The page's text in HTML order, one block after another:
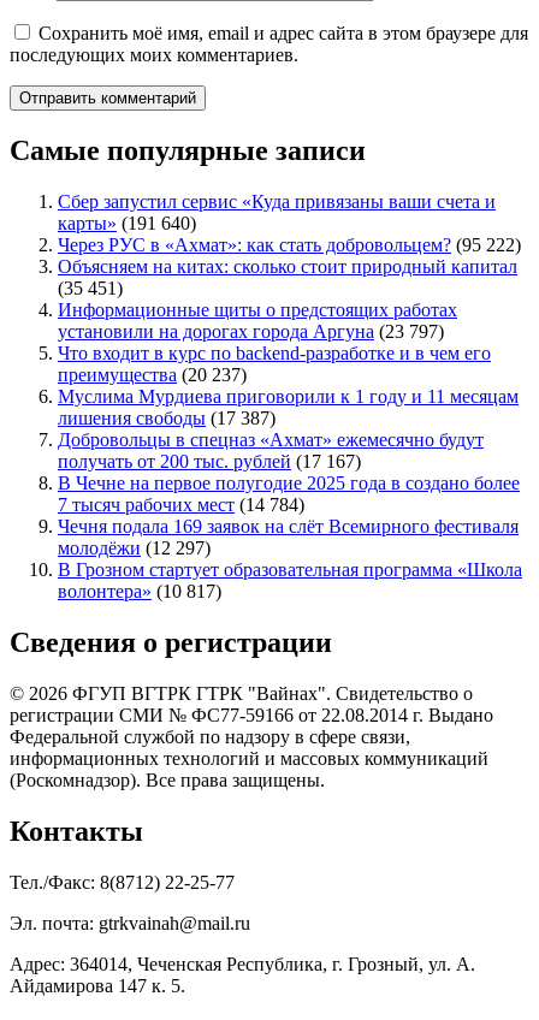
Сохранить моё имя, email и адрес сайта в этом браузере для
последующих моих комментариев.
Самые популярные записи
Сбер запустил сервис «Куда привязаны ваши счета и
карты» (191 640)
Через РУС в «Ахмат»: как стать добровольцем? (95 222)
Объясняем на китах: сколько стоит природный капитал
(35 451)
Информационные щиты о предстоящих работах
установили на дорогах города Аргуна (23 797)
Что входит в курс по backend-разработке и в чем его
преимущества (20 237)
Муслима Мурдиева приговорили к 1 году и 11 месяцам
лишения свободы (17 387)
Добровольцы в спецназ «Ахмат» ежемесячно будут
получать от 200 тыс. рублей (17 167)
В Чечне на первое полугодие 2025 года в создано более
7 тысяч рабочих мест (14 784)
Чечня подала 169 заявок на слёт Всемирного фестиваля
молодёжи (12 297)
В Грозном стартует образовательная программа «Школа
волонтера» (10 817)
Сведения о регистрации
© 2026 ФГУП ВГТРК ГТРК "Вайнах". Свидетельство о
регистрации СМИ № ФС77-59166 от 22.08.2014 г. Выдано
Федеральной службой по надзору в сфере связи,
информационных технологий и массовых коммуникаций
(Роскомнадзор). Все права защищены.
Контакты
Тел./Факс: 8(8712) 22-25-77
Эл. почта: gtrkvainah@mail.ru
Адрес: 364014, Чеченская Республика, г. Грозный, ул. А.
Айдамирова 147 к. 5.